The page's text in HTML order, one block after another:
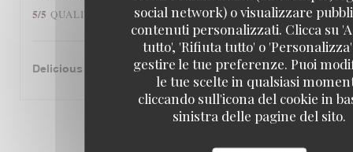
social network) o visualizzare
contenuti personalizzati. Clicca su
tutto', 'Rifiuta tutto' o
gestire le tue preferenze. Puoi
le tue scelte in qualsiasi
cliccando sull'icona del cookie in
sinistra delle pagine del sito.
5/5 QUALITÀ / PREZZO: 5 /5
Delicious cassoulet!